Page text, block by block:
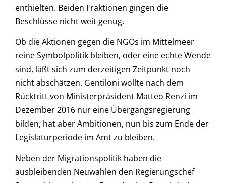
enthielten. Beiden Fraktionen gingen die
Beschlüsse nicht weit genug.
Ob die Aktionen gegen die NGOs im Mittelmeer
reine Symbolpolitik bleiben, oder eine echte Wende
sind, läßt sich zum derzeitigen Zeitpunkt noch
nicht abschätzen. Gentiloni wollte nach dem
Rücktritt von Ministerpräsident Matteo Renzi im
Dezember 2016 nur eine Übergangsregierung
bilden, hat aber Ambitionen, nun bis zum Ende der
Legislaturperiode im Amt zu bleiben.
Neben der Migrationspolitik haben die
ausbleibenden Neuwahlen den Regierungschef